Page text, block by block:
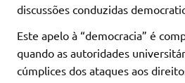
discussões conduzidas
Este apelo à “democracia” é
quando as autoridades
cúmplices dos ataques aos